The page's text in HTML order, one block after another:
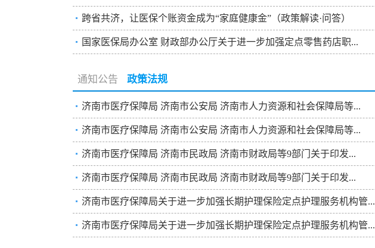
跨省共济，让医保个账资金成为“家庭健康金”（政策解读·问答）
国家医保局办公室 财政部办公厅关于进一步加强定点零售药店职...
通知公告 政策法规
济南市医疗保障局 济南市公安局 济南市人力资源和社会保障局等...
济南市医疗保障局 济南市公安局 济南市人力资源和社会保障局等...
济南市医疗保障局 济南市民政局 济南市财政局等9部门关于印发...
济南市医疗保障局 济南市民政局 济南市财政局等9部门关于印发...
济南市医疗保障局关于进一步加强长期护理保险定点护理服务机构管...
济南市医疗保障局关于进一步加强长期护理保险定点护理服务机构管...
医疗保险参保情况 医保目录 医疗服务价格